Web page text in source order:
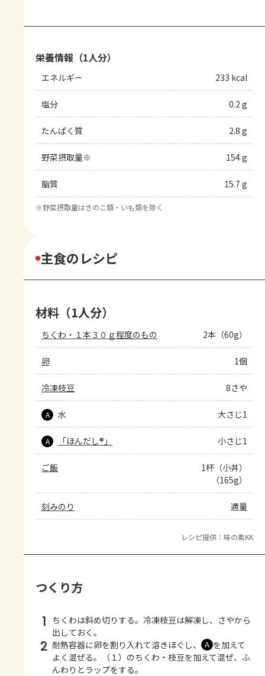
栄養情報（1人分）
エネルギー 233 kcal
塩分 0.2 g
たんぱく質 2.8 g
野菜摂取量※ 154 g
脂質 15.7 g
※野菜摂取量はきのこ類・いも類を除く
主食のレシピ
材料（1人分）
ちくわ・１本３０ｇ程度のもの 2本（60g）
卵 1個
冷凍枝豆 8さや
A 水 大さじ1
A 「ほんだし®」 小さじ1
ご飯
1杯（小丼）
（165g）
刻みのり 適量
レシピ提供：味の素KK
つくり方
1 ちくわは斜め切りする。冷凍枝豆は解凍し、さやから
出しておく。
2 耐熱容器に卵を割り入れて溶きほぐし、 Ａ を加えて
よく混ぜる。（１）のちくわ・枝豆を加えて混ぜ、ふ
んわりとラップをする。